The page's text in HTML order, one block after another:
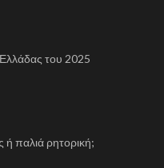
του 2025
παλιά ρητορική;